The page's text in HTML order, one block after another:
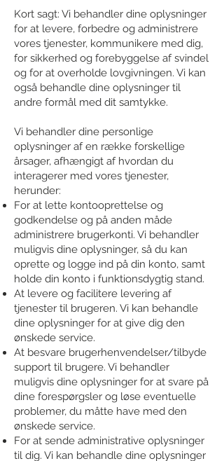
Kort sagt: Vi behandler dine oplysninger
for at levere, forbedre og administrere
vores tjenester, kommunikere med dig,
for sikkerhed og forebyggelse af svindel
og for at overholde lovgivningen. Vi kan
også behandle dine oplysninger til
andre formål med dit samtykke.
Vi behandler dine personlige
oplysninger af en række forskellige
årsager, afhængigt af hvordan du
interagerer med vores tjenester,
herunder:
For at lette kontooprettelse og
godkendelse og på anden måde
administrere brugerkonti. Vi behandler
muligvis dine oplysninger, så du kan
oprette og logge ind på din konto, samt
holde din konto i funktionsdygtig stand.
At levere og facilitere levering af
tjenester til brugeren. Vi kan behandle
dine oplysninger for at give dig den
ønskede service.
At besvare brugerhenvendelser/tilbyde
support til brugere. Vi behandler
muligvis dine oplysninger for at svare på
dine forespørgsler og løse eventuelle
problemer, du måtte have med den
ønskede service.
For at sende administrative oplysninger
til dig. Vi kan behandle dine oplysninger